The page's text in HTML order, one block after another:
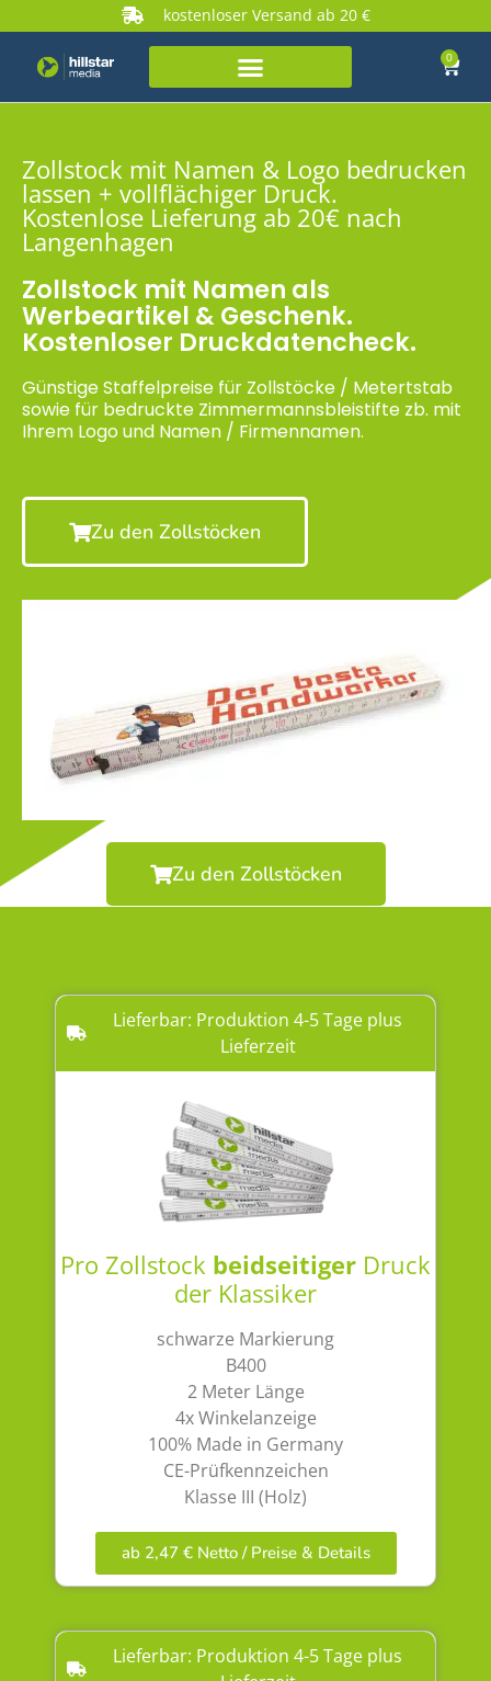
kostenloser Versand ab 20 €
0
Zollstock mit Namen & Logo bedrucken
lassen + vollflächiger Druck.
Kostenlose Lieferung ab 20€ nach
Langenhagen
Zollstock mit Namen als
Werbeartikel & Geschenk.
Kostenloser Druckdatencheck.
Günstige Staffelpreise für Zollstöcke / Metertstab
sowie für bedruckte Zimmermannsbleistifte zb. mit
Ihrem Logo und Namen / Firmennamen.
Zu den Zollstöcken
Zu den Zollstöcken
Lieferbar: Produktion 4-5 Tage plus
Lieferzeit
Pro Zollstock beidseitiger Druck
der Klassiker
schwarze Markierung
B400
2 Meter Länge
4x Winkelanzeige
100% Made in Germany
CE-Prüfkennzeichen
Klasse III (Holz)
ab 2,47 € Netto / Preise & Details
Lieferbar: Produktion 4-5 Tage plus